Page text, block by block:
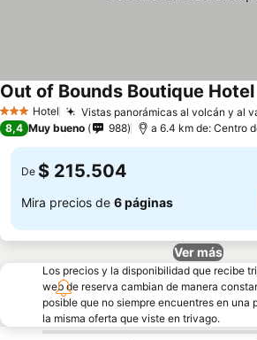
3 Estrellas
Hotel Vistas panorámicas al volcán y al
Out of Bounds Boutique Hotel
8,4 Muy bueno 988 a 6.4 km de: Centro
De $ 215.504
Mira precios de 6 páginas
Ver más
Los precios y la disponibilidad que recibe
web de reserva cambian de manera
posible que no siempre encuentres en una
la misma oferta que viste en trivago.